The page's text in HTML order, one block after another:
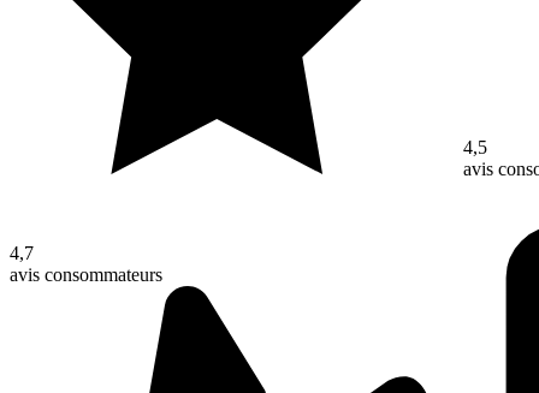
4,7
avis consommateurs
4,5
avis